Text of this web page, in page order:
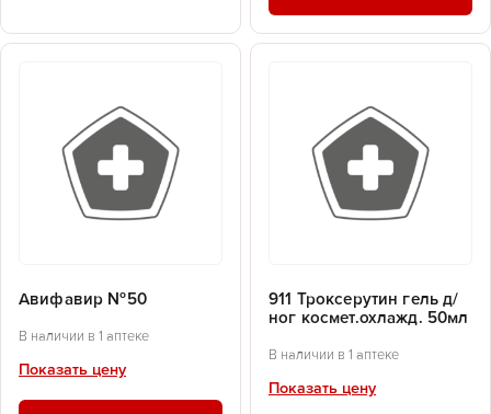
Авифавир №50
В наличии в 1 аптеке
Показать цену
911 Троксерутин гель д/
ног космет.охлажд. 50мл
В наличии в 1 аптеке
Показать цену